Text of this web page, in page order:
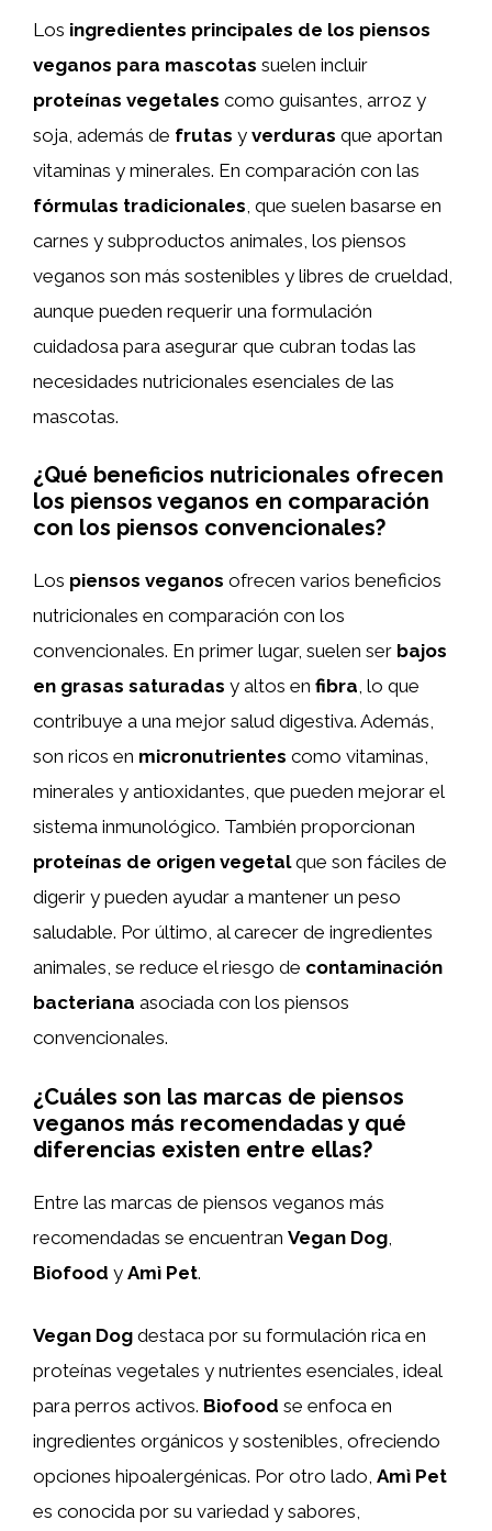
Los ingredientes principales de los piensos
veganos para mascotas suelen incluir
proteínas vegetales como guisantes, arroz y
soja, además de frutas y verduras que aportan
vitaminas y minerales. En comparación con las
fórmulas tradicionales , que suelen basarse en
carnes y subproductos animales, los piensos
veganos son más sostenibles y libres de crueldad,
aunque pueden requerir una formulación
cuidadosa para asegurar que cubran todas las
necesidades nutricionales esenciales de las
mascotas.
¿Qué beneficios nutricionales ofrecen
los piensos veganos en comparación
con los piensos convencionales?
Los piensos veganos ofrecen varios beneficios
nutricionales en comparación con los
convencionales. En primer lugar, suelen ser bajos
en grasas saturadas y altos en fibra, lo que
contribuye a una mejor salud digestiva. Además,
son ricos en micronutrientes como vitaminas,
minerales y antioxidantes, que pueden mejorar el
sistema inmunológico. También proporcionan
proteínas de origen vegetalque son fáciles de
digerir y pueden ayudar a mantener un peso
saludable. Por último, al carecer de ingredientes
animales, se reduce el riesgo de contaminación
bacteriana asociada con los piensos
convencionales.
¿Cuáles son las marcas de piensos
veganos más recomendadas y qué
diferencias existen entre ellas?
Entre las marcas de piensos veganos más
recomendadas se encuentran Vegan Dog
Biofood y Amì Pet.
Vegan Dog destaca por su formulación rica en
proteínas vegetales y nutrientes esenciales, ideal
para perros activos. Biofood se enfoca en
ingredientes orgánicos y sostenibles, ofreciendo
opciones hipoalergénicas. Por otro lado, Amì Pet
es conocida por su variedad y sabores,